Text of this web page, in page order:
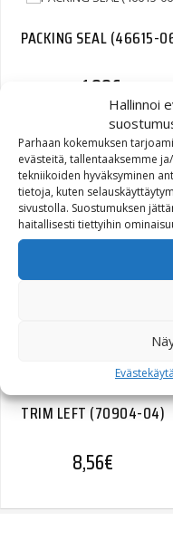
Hallinnoi
Parhaan kokemuksen
evästeitä, tallentaaksemme
tekniikoiden hyväksyminen
tietoja, kuten
sivustolla. Suostumuksen
haitallisesti tiettyihin
PACKING SEAL (46615-
1,88€
SCREW 1/4-20 X 5/8
BUTTON HEAD SEMS
T-27, WITH
TRIM LEFT (70904-04)
8,56€